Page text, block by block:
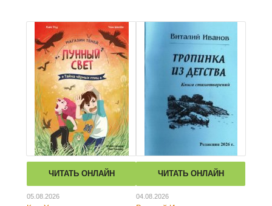
ЧИТАТЬ ОНЛАЙН
05.08.2026
ЧИТАТЬ ОНЛАЙН
04.08.2026